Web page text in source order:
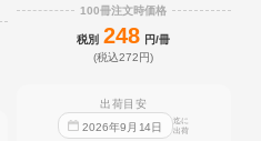
100冊注文時価格
税別 248 円/冊
(税込272円)
出荷目安
2026年9 月 14日
迄に
出荷